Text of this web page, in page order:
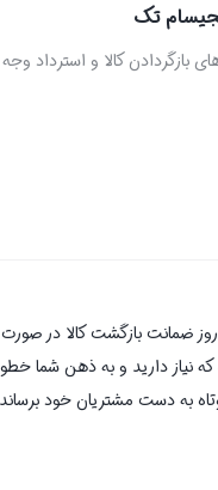
تک
بازگردادن کالا و استرداد وجه
دیجیسام تک به عنوان یکی از قدیمی‌ترین فروشگاه های اینترنتی با
نیاز دارید و به ذهن شما
به دست مشتریان خود